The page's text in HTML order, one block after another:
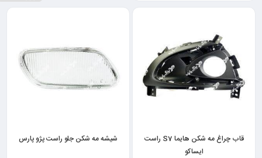
قاب چراغ مه شکن هایما S7 راست
ایساکو
شیشه مه شکن جلو راست پژو پارس